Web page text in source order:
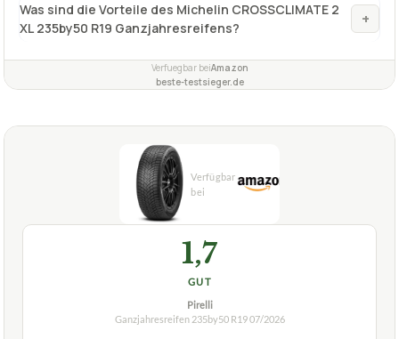
Was sind die Vorteile des Michelin CROSSCLIMATE 2
XL 235by50 R19 Ganzjahresreifens?
+
Verfuegbar beiAmazon
beste-testsieger.de
1,7
GUT
Pirelli
Ganzjahresreifen 235by50 R1907/2026